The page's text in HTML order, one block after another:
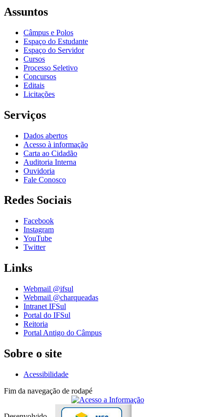
Assuntos
Câmpus e Polos
Espaço do Estudante
Espaço do Servidor
Cursos
Processo Seletivo
Concursos
Editais
Licitações
Serviços
Dados abertos
Acesso à informação
Carta ao Cidadão
Auditoria Interna
Ouvidoria
Fale Conosco
Redes Sociais
Facebook
Instagram
YouTube
Twitter
Links
Webmail @ifsul
Webmail @charqueadas
Intranet IFSul
Portal do IFSul
Reitoria
Portal Antigo do Câmpus
Sobre o site
Acessibilidade
Fim da navegação de rodapé